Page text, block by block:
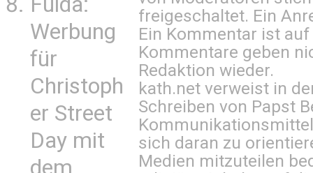
Werbung
für
Christoph
er Street
Day mit
dem
freigeschaltet. Ein
Ein Kommentar ist
Kommentare geben
Redaktion wieder.
kath.net verweist in
Schreiben von Papst
sich daran zu
Medien mitzuteilen